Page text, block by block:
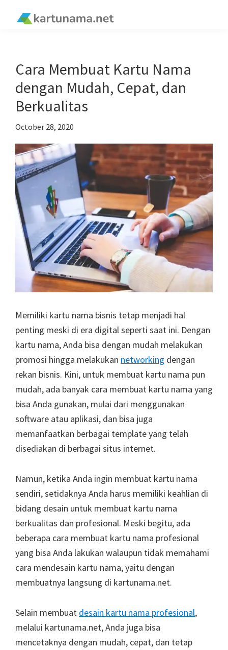
Cara Membuat Kartu Nama
dengan Mudah, Cepat, dan
Berkualitas
October 28, 2020
Memiliki kartu nama bisnis tetap menjadi hal
penting meski di era digital seperti saat ini. Dengan
kartu nama, Anda bisa dengan mudah melakukan
promosi hingga melakukan networking dengan
rekan bisnis. Kini, untuk membuat kartu nama pun
mudah, ada banyak cara membuat kartu nama yang
bisa Anda gunakan, mulai dari menggunakan
software atau aplikasi, dan bisa juga
memanfaatkan berbagai template yang telah
disediakan di berbagai situs internet.
Namun, ketika Anda ingin membuat kartu nama
sendiri, setidaknya Anda harus memiliki keahlian di
bidang desain untuk membuat kartu nama
berkualitas dan profesional. Meski begitu, ada
beberapa cara membuat kartu nama profesional
yang bisa Anda lakukan walaupun tidak memahami
cara mendesain kartu nama, yaitu dengan
membuatnya langsung di kartunama.net.
Selain membuat desain kartu nama profesional,
melalui kartunama.net, Anda juga bisa
mencetaknya dengan mudah, cepat, dan tetap